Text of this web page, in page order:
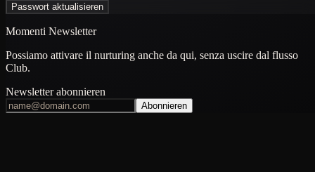
Passwort aktualisieren
Momenti Newsletter
Possiamo attivare il nurturing anche da qui, senza uscire dal flusso
Club.
Newsletter abonnieren
Abonnieren